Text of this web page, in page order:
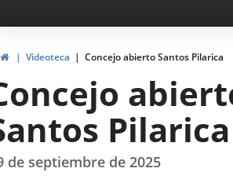
navegación
HomeVideoteca Concejo abierto Santos Pilarica
Pilarica
de septiembre de 2025